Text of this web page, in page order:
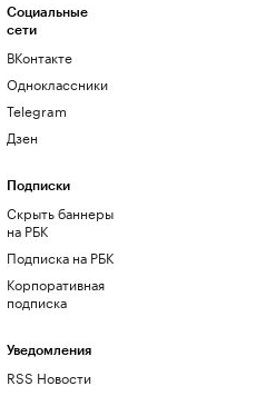
Социальные
сети
ВКонтакте
Одноклассники
Telegram
Дзен
Подписки
Скрыть баннеры
на РБК
Подписка на РБК
Корпоративная
подписка
Уведомления
RSS Новости